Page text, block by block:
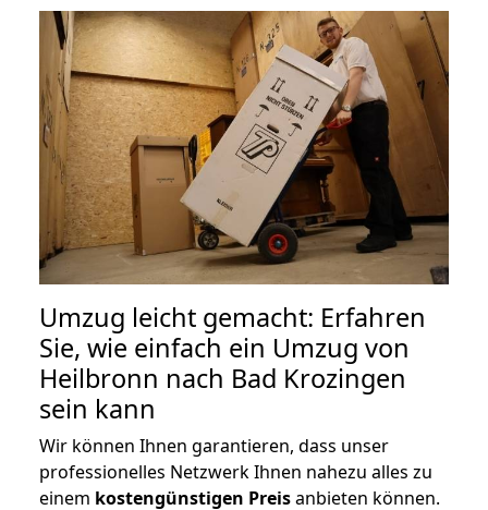
Umzug leicht gemacht: Erfahren
Sie, wie einfach ein Umzug von
Heilbronn nach Bad Krozingen
sein kann
Wir können Ihnen garantieren, dass unser
professionelles Netzwerk Ihnen nahezu alles zu
einem kostengünstigen Preisanbieten können.